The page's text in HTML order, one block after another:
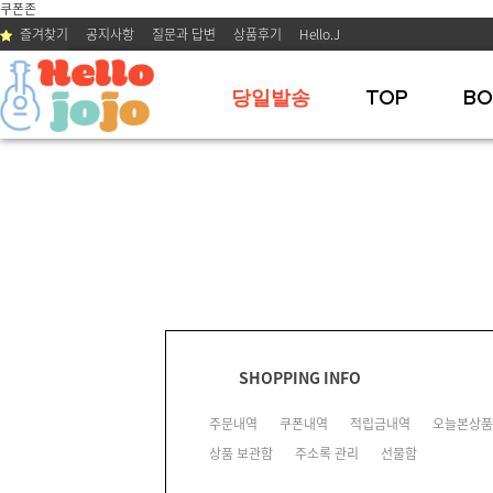
쿠폰존
즐겨찾기 공지사항 질문과 답변 상품후기 Hello.J
당일발송 TOP
SHOPPING INFO
주문내역 쿠폰내역 적립금내역
오늘본상품
상품 보관함
주소록 관리 선물함